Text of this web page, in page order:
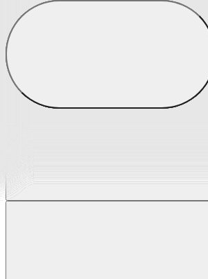
Prostěradla